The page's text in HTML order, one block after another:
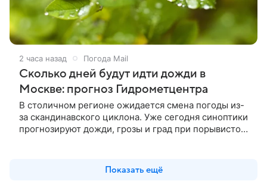
2 часа назад Погода Mail
Сколько дней будут идти дожди в
Москве: прогноз Гидрометцентра
В столичном регионе ожидается смена погоды из-
за скандинавского циклона. Уже сегодня синоптики
прогнозируют дожди, грозы и град при порывистом
Показать ещё